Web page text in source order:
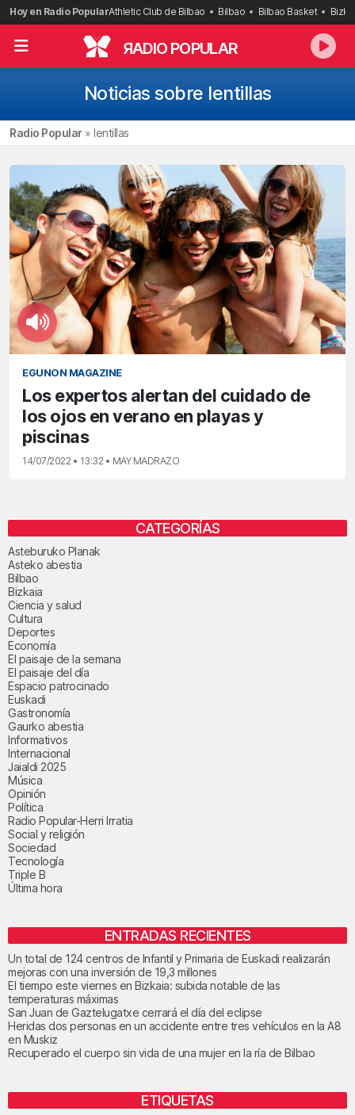
Saltar
al
contenido
Hoy en Radio PopularAthletic Club de Bilbao Bilbao Bilbao Basket
RADIO POPULAR
Noticias sobre lentillas
Radio Popular» lentillas
EGUNON MAGAZINE
Los expertos alertan del cuidado de
los ojos en verano en playas y
piscinas
14/07/2022 • 13:32 • MAY MADRAZO
CATEGORÍAS
Asteburuko Planak
Asteko abestia
Bilbao
Bizkaia
Ciencia y salud
Cultura
Deportes
Economía
El paisaje de la semana
El paisaje del día
Espacio patrocinado
Euskadi
Gastronomía
Gaurko abestia
Informativos
Internacional
Jaialdi 2025
Música
Opinión
Política
Radio Popular-Herri Irratia
Social y religión
Sociedad
Tecnología
Triple B
Última hora
ENTRADAS RECIENTES
Un total de 124 centros de Infantil y Primaria de Euskadi realizarán
mejoras con una inversión de 19,3 millones
El tiempo este viernes en Bizkaia: subida notable de las
temperaturas máximas
San Juan de Gaztelugatxe cerrará el día del eclipse
Heridas dos personas en un accidente entre tres vehículos en la A8
en Muskiz
Recuperado el cuerpo sin vida de una mujer en la ría de Bilbao
ETIQUETAS